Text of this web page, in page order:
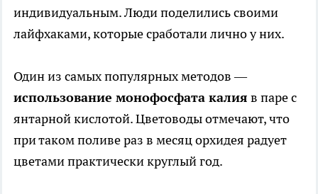
индивидуальным. Люди поделились своими
лайфхаками, которые сработали лично у них.
Один из самых популярных методов —
использование монофосфата калия в паре с
янтарной кислотой. Цветоводы отмечают, что
при таком поливе раз в месяц орхидея радует
цветами практически круглый год.